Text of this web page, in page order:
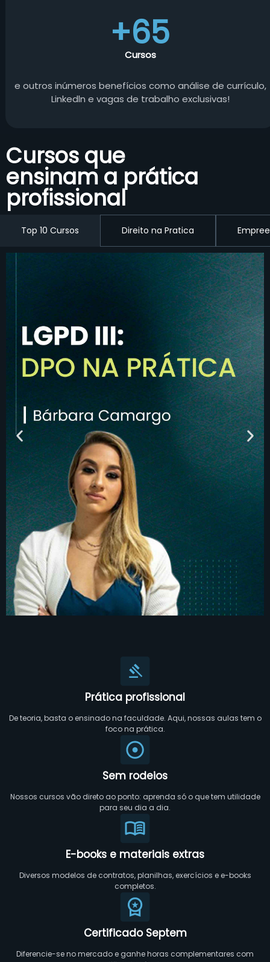
+65
Cursos
e outros inúmeros benefícios como análise de currículo,
Linkedln e vagas de trabalho exclusivas!
Cursos que
ensinam a prática
profissional
Top 10 Cursos Direito na Pratica
Prática profissional
De teoria, basta o ensinado na faculdade. Aqui, nossas aulas tem o
foco na prática.
Sem rodeios
Nossos cursos vão direto ao ponto: aprenda só o que tem utilidade
para seu dia a dia.
E-books e materiais extras
Diversos modelos de contratos, planilhas, exercícios e e-books
completos.
Certificado Septem
Diferencie-se no mercado e ganhe horas complementares com